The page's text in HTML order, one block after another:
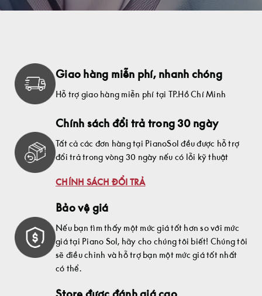
Giao hàng miễn phí, nhanh chóng
Hỗ trợ giao hàng miễn phí tại TP.Hồ Chí Minh
Chính sách đổi trả trong 30 ngày
Tất cả các đơn hàng tại PianoSol đều được hỗ trợ
đổi trả trong vòng 30 ngày nếu có lỗi kỹ thuật
CHÍNH SÁCH ĐỔI TRẢ
Bảo vệ giá
Nếu bạn tìm thấy một mức giá tốt hơn so với mức
giá tại Piano Sol, hãy cho chúng tôi biết! Chúng tôi
sẽ điều chỉnh và hỗ trợ bạn một mức giá tốt nhất
có thể.